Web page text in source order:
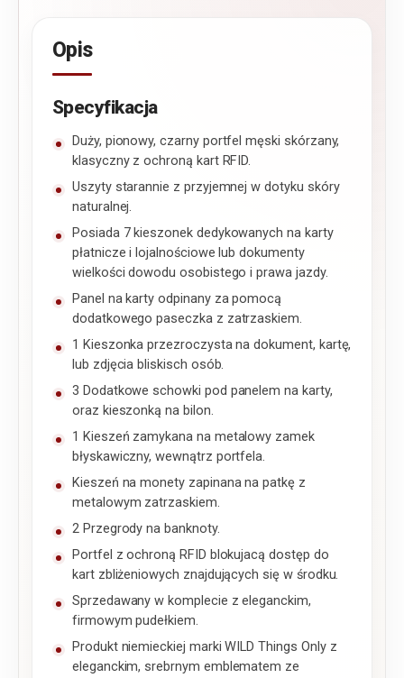
Opis
Specyfikacja
Duży, pionowy, czarny portfel męski skórzany,
klasyczny z ochroną kart RFID.
Uszyty starannie z przyjemnej w dotyku skóry
naturalnej.
Posiada 7 kieszonek dedykowanych na karty
płatnicze i lojalnościowe lub dokumenty
wielkości dowodu osobistego i prawa jazdy.
Panel na karty odpinany za pomocą
dodatkowego paseczka z zatrzaskiem.
1 Kieszonka przezroczysta na dokument, kartę,
lub zdjęcia bliskisch osób.
3 Dodatkowe schowki pod panelem na karty,
oraz kieszonką na bilon.
1 Kieszeń zamykana na metalowy zamek
błyskawiczny, wewnątrz portfela.
Kieszeń na monety zapinana na patkę z
metalowym zatrzaskiem.
2 Przegrody na banknoty.
Portfel z ochroną RFID blokujacą dostęp do
kart zbliżeniowych znajdujących się w środku.
Sprzedawany w komplecie z eleganckim,
firmowym pudełkiem.
Produkt niemieckiej marki WILD Things Only z
eleganckim, srebrnym emblematem ze